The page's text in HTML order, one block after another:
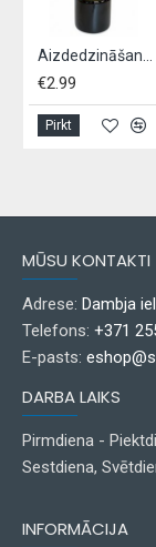
€2.99
Pirkt
MŪSU KONTAKTI
Adrese: Dambja
Telefons: +371
E-pasts:
DARBA LAIKS
Pirmdiena -
Sestdiena,
INFORMĀCIJA